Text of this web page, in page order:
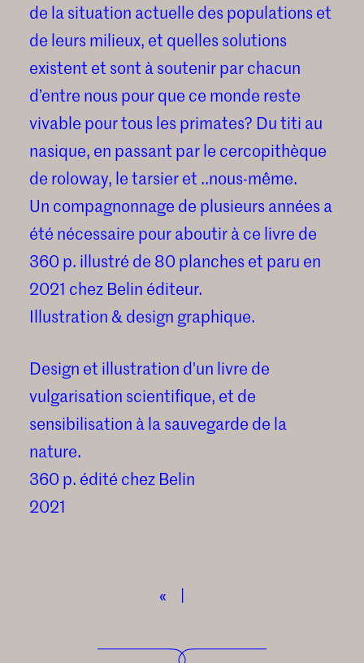
de la situation actuelle des populations et
de leurs milieux, et quelles solutions
existent et sont à soutenir par chacun
d’entre nous pour que ce monde reste
vivable pour tous les primates? Du titi au
nasique, en passant par le cercopithèque
de roloway, le tarsier et ..nous-même.
Un compagnonnage de plusieurs années a
été nécessaire pour aboutir à ce livre de
360 p. illustré de 80 planches et paru en
2021 chez Belin éditeur.
Illustration & design graphique.
Design et illustration d'un livre de
vulgarisation scientifique, et de
sensibilisation à la sauvegarde de la
nature.
360 p. édité chez Belin
2021
« |